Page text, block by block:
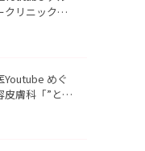
クリニック札
作用・リバ
た。
Youtube めぐ
皮膚科「”とお
本気で答え